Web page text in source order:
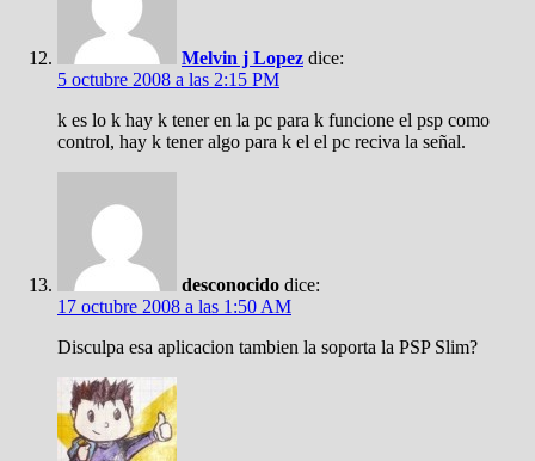
Melvin j Lopez dice:
5 octubre 2008 a las 2:15 PM
k es lo k hay k tener en la pc para k funcione el psp como
control, hay k tener algo para k el el pc reciva la señal.
desconocido dice:
17 octubre 2008 a las 1:50 AM
Disculpa esa aplicacion tambien la soporta la PSP Slim?